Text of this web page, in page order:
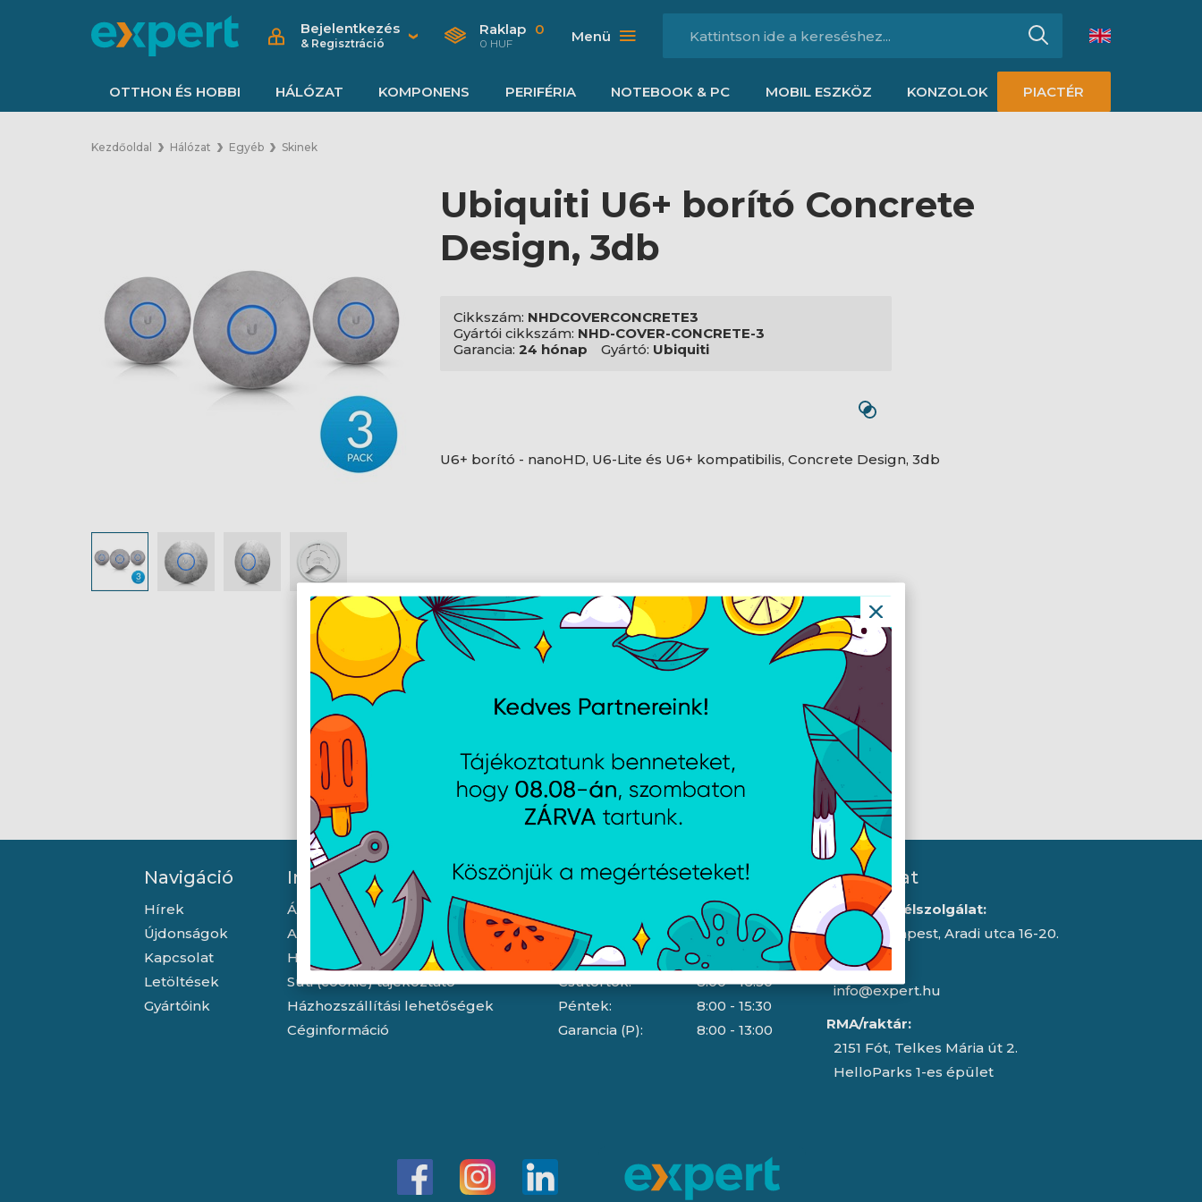
Bejelentkezés
& Regisztráció
Raklap 0
0 HUF Menü
OTTHON ÉS HOBBI HÁLÓZAT KOMPONENS PERIFÉRIA NOTEBOOK & PC MOBIL ESZKÖZ KONZOLOK PIACTÉR
Kezdőoldal Hálózat Egyéb Skinek
Ubiquiti U6+ borító Concrete
Design, 3db
Cikkszám: NHDCOVERCONCRETE3
Gyártói cikkszám: NHD-COVER-CONCRETE-3
Garancia: 24 hónap Gyártó: Ubiquiti
U6+ borító - nanoHD, U6-Lite és U6+ kompatibilis, Concrete Design, 3db
LEÍRÁS Leírás
Specifikációk
O169,3 x 34,2 mm (O6,7 x 1,3")
Burkolat anyagaPolikarbonát
Navigáció
Hírek
Újdonságok
Kapcsolat
Letöltések
Gyártóink
Információ
Általános szerződési feltételek
Adatkezelési tájékoztató
Hallásvédelmi tájékoztató
Süti (cookie) tájékoztató
Házhozszállítási lehetőségek
Céginformáció
Nyitvatartás
Kedd:
Szerda:
Csütörtök:
Péntek:
Garancia (P):
8:00 - 16:30
8:00 - 16:30
8:00 - 16:30
8:00 - 16:30
8:00 - 15:30
8:00 - 13:00
Kapcsolat
Iroda/ügyfélszolgálat:
1043 Budapest, Aradi utca 16-20.
E-mail:
info@expert.hu
RMA/raktár:
2151 Fót, Telkes Mária út 2.
HelloParks 1-es épület